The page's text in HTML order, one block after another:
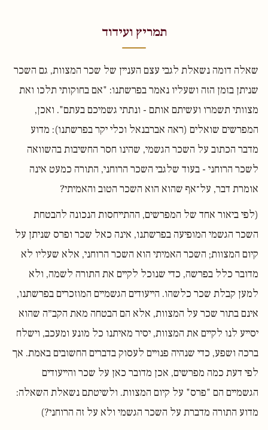
תמריץ ועידוד
שאלה דומה נשאלת לגבי עצם העניין של שכר המצוות, גם השכר
שניתן בזמן הזה ושעליו נאמר בפרשתנו: "אם בחוקותי תלכו ואת
מצוותי תשמרו ועשיתם אותם - ונתתי גשמיכם בעתם". ואכן,
המפרשים שואלים (ראה אברבנאל וכלי יקר בפרשתנו): מדוע
מדבר הכתוב על השכר הגשמי, שהינו חסר החשיבות בהשוואה
לשכר הרוחני - בעוד שלגבי השכר הרוחני, התורה כמעט אינה
אומרת דבר, על־אף שהוא הוא השכר הטוב והאמיתי?
(לפי ביאור אחד של המפרשים, ההתייחסות הנכונה להבטחת
השכר הגשמי המופיעה בפרשתנו, אינה כאל שכר ופרס שניתן על
קיום המצוות; השכר האמיתי הוא השכר הרוחני, אלא שעליו לא
מדובר כלל בפרשה, כדי שנוכל לקיים את התורה לשמה, ולא
למען קבלת שכר כלשהו. הייעודים הגשמיים המוזכרים בפרשתנו,
אינם בתור שכר על המצוות, אלא הם הבטחה מאת הקב״ה שהוא
יסייע לנו לקיים את המצוות, יסיר מאיתנו כל מונע ומעכב, וישלח
ברכה ושפע, כדי שנהיה פנויים לעסוק בדברים החשובים באמת. אך
לפי דעת כמה מפרשים, אכן מדובר כאן על שכר והייעודים
הגשמיים הם "פרס" על קיום המצוות. ולשיטתם נשאלת השאלה:
מדוע התורה מדברת על השכר הגשמי ולא על זה הרוחני?)